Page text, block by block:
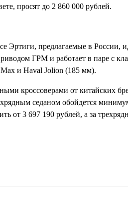
просят до 2 860 000 рублей.
Эртиги, предлагаемые в
ГРМ и работает в паре с
и Haval Jolion (185 мм).
кроссоверами от китайских
седаном обойдется
от 3 697 190 рублей, а за